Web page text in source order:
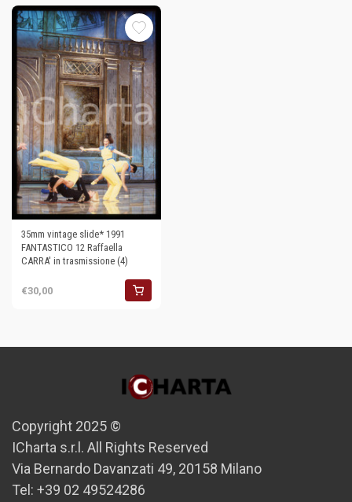
35mm vintage slide* 1991
FANTASTICO 12 Raffaella
CARRA' in trasmissione (4)
€30,00
Copyright 2025 ©
ICharta s.r.l. All Rights Reserved
Via Bernardo Davanzati 49, 20158 Milano
Tel: +39 02 49524286